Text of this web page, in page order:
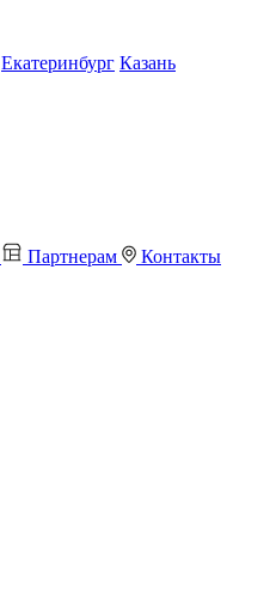
Екатеринбург Казань
Партнерам Контакты